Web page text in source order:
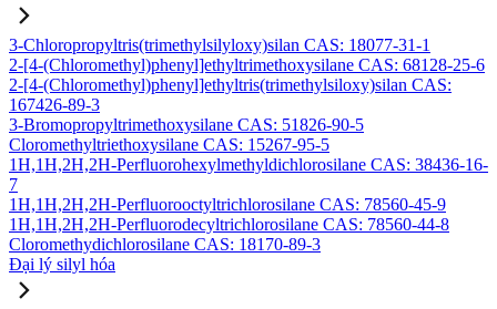
3-Chloropropyltris(trimethylsilyloxy)silan CAS: 18077-31-1
2-[4-(Chloromethyl)phenyl]ethyltrimethoxysilane CAS: 68128-25-6
2-[4-(Chloromethyl)phenyl]ethyltris(trimethylsiloxy)silan CAS:
167426-89-3
3-Bromopropyltrimethoxysilane CAS: 51826-90-5
Cloromethyltriethoxysilane CAS: 15267-95-5
1H,1H,2H,2H-Perfluorohexylmethyldichlorosilane CAS: 38436-16-
7
1H,1H,2H,2H-Perfluorooctyltrichlorosilane CAS: 78560-45-9
1H,1H,2H,2H-Perfluorodecyltrichlorosilane CAS: 78560-44-8
Cloromethydichlorosilane CAS: 18170-89-3
Đại lý silyl hóa